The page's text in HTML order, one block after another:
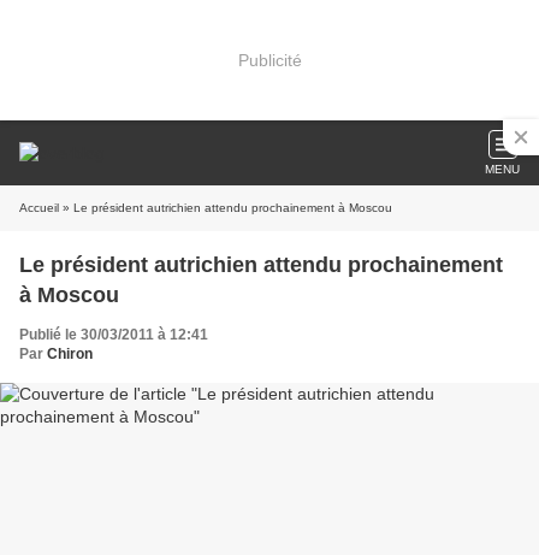
Publicité
MENU
Accueil » Le président autrichien attendu prochainement à Moscou
Le président autrichien attendu prochainement
à Moscou
Publié le 30/03/2011 à 12:41
Par Chiron